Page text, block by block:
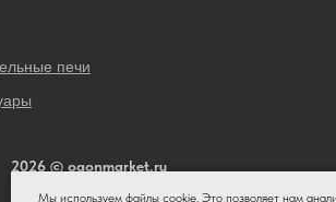
Мы используем файлы cookie. Это позволяет нам
печи
2026 © ogonmarket.ru